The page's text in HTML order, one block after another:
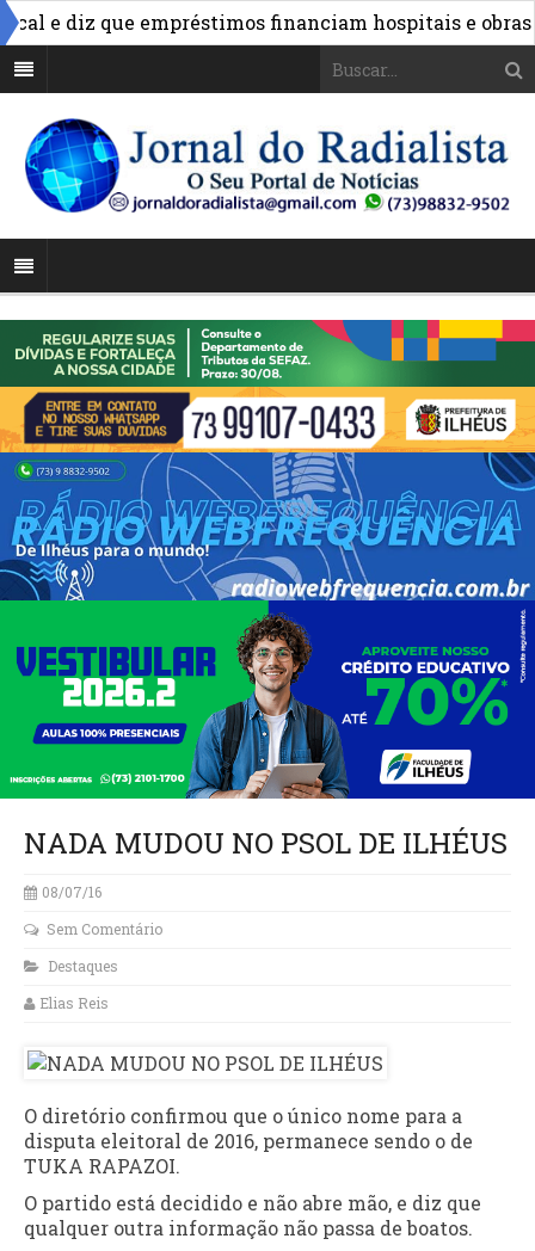
diz que empréstimos financiam hospitais e obras na
NADA MUDOU NO PSOL DE ILHÉUS
08/07/16
Sem Comentário
Destaques
Elias Reis
O diretório confirmou que o único nome para a
disputa eleitoral de 2016, permanece sendo o de
TUKA RAPAZOI.
O partido está decidido e não abre mão, e diz que
qualquer outra informação não passa de boatos.